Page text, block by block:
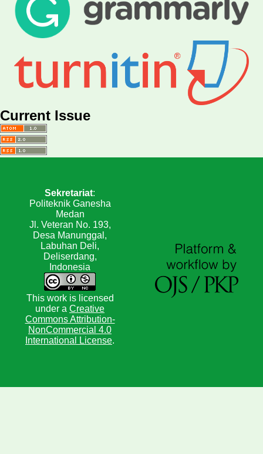
Current Issue
Sekretariat:
Politeknik Ganesha
Medan
Jl. Veteran No. 193,
Desa Manunggal,
Labuhan Deli,
Deliserdang,
Indonesia
This work is licensed
under a Creative
Commons Attribution-
NonCommercial 4.0
International License.